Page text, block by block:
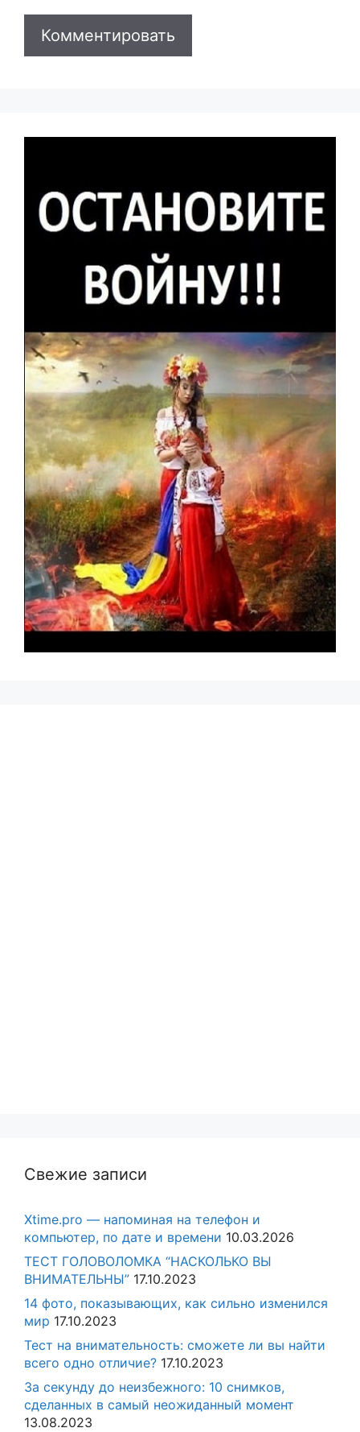
Свежие записи
Xtime.pro — напоминая на телефон и
компьютер, по дате и времени 10.03.2026
ТЕСТ ГОЛОВОЛОМКА “НАСКОЛЬКО ВЫ
ВНИМАТЕЛЬНЫ” 17.10.2023
14 фото, показывающих, как сильно изменился
мир 17.10.2023
Тест на внимательность: сможете ли вы найти
всего одно отличие? 17.10.2023
За секунду до неизбежного: 10 снимков,
сделанных в самый неожиданный момент
13.08.2023